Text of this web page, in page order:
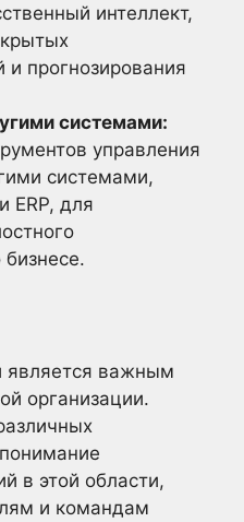
интеллект,
и прогнозирования
системами:
управления
системами,
ERP, для
является важным
организации.
в этой области,
и командам